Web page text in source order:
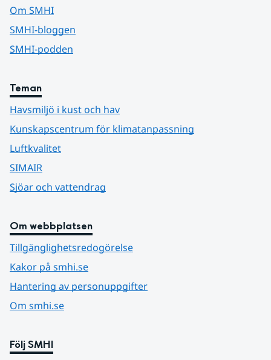
Om SMHI
SMHI-bloggen
SMHI-podden
Teman
Havsmiljö i kust och hav
Kunskapscentrum för klimatanpassning
Luftkvalitet
SIMAIR
Sjöar och vattendrag
Om webbplatsen
Tillgänglighetsredogörelse
Kakor på smhi.se
Hantering av personuppgifter
Om smhi.se
Följ SMHI